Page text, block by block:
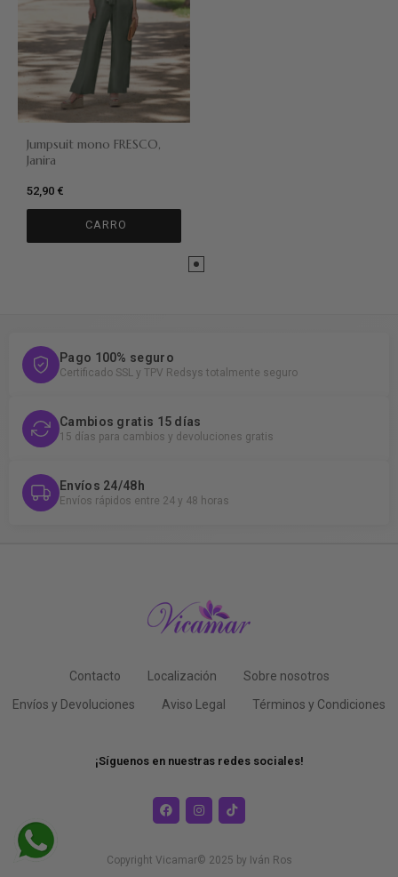
Jumpsuit mono FRESCO,
Janira
52,90 €
CARRO
Pago 100% seguro
Certificado SSL y TPV Redsys totalmente seguro
Cambios gratis 15 días
15 días para cambios y devoluciones gratis
Envíos 24/48h
Envíos rápidos entre 24 y 48 horas
Contacto Localización
Sobre nosotros
Envíos y Devoluciones
Aviso Legal Términos y Condiciones
¡Síguenos en nuestras redes sociales!
Copyright Vicamar© 2025 by Iván Ros